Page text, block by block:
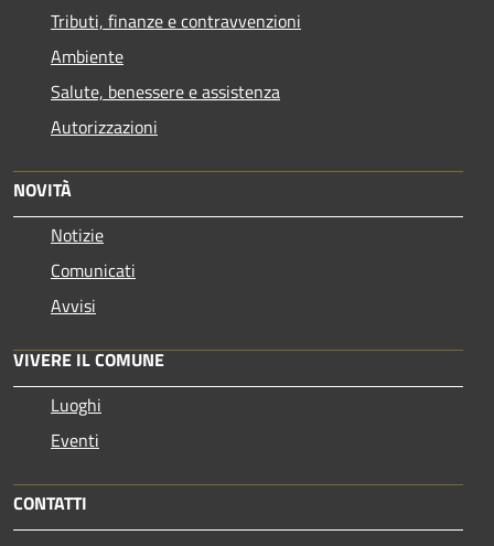
Tributi, finanze e contravvenzioni
Ambiente
Salute, benessere e assistenza
Autorizzazioni
NOVITÀ
Notizie
Comunicati
Avvisi
VIVERE IL COMUNE
Luoghi
Eventi
CONTATTI